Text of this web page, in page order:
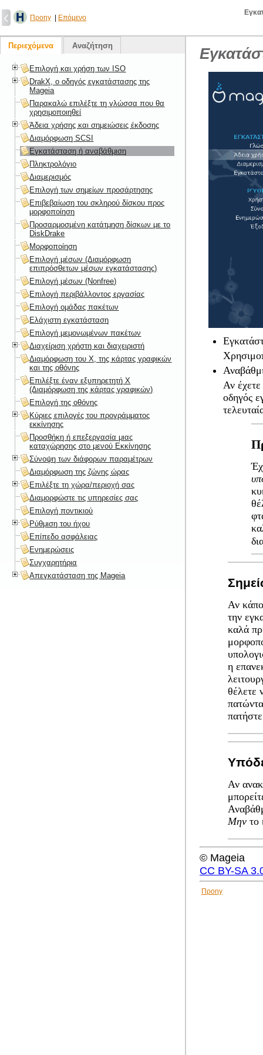
Προηγ Επόμενο
Αν
οδηγός
Αν
την
καλά
η
θέλετε
Αν
Μην το
© Mageia
CC BY-SA
Προηγ
Περιεχόμενα Αναζήτηση
Επιλογή και χρήση των ISO
DrakX, ο οδηγός εγκατάστασης της
Mageia
Παρακαλώ επιλέξτε τη γλώσσα που θα
χρησιμοποιηθεί
Άδεια χρήσης και σημειώσεις έκδοσης
Διαμόρφωση SCSI
Εγκατάσταση ή αναβάθμιση
Πληκτρολόγιο
Διαμερισμός
Επιλογή των σημείων προσάρτησης
Επιβεβαίωση του σκληρού δίσκου προς
μορφοποίηση
Προσαρμοσμένη κατάτμηση δίσκων με το
DiskDrake
Μορφοποίηση
Επιλογή μέσων (Διαμόρφωση
επιπρόσθετων μέσων εγκατάστασης)
Επιλογή μέσων (Nonfree)
Επιλογή περιβάλλοντος εργασίας
Επιλογή ομάδας πακέτων
Ελάχιστη εγκατάσταση
Επιλογή μεμονωμένων πακέτων
Διαχείριση χρήστη και διαχειριστή
Διαμόρφωση του X, της κάρτας γραφικών
και της οθόνης
Επιλέξτε έναν εξυπηρετητή X
(Διαμόρφωση της κάρτας γραφικών)
Επιλογή της οθόνης
Κύριες επιλογές του προγράμματος
εκκίνησης
Προσθήκη ή επεξεργασία μιας
καταχώρησης στο μενού Εκκίνησης
Σύνοψη των διάφορων παραμέτρων
Διαμόρφωση της ζώνης ώρας
Επιλέξτε τη χώρα/περιοχή σας
Διαμορφώστε τις υπηρεσίες σας
Επιλογή ποντικιού
Ρύθμιση του ήχου
Επίπεδο ασφάλειας
Ενημερώσεις
Συγχαρητήρια
Απεγκατάσταση της Mageia